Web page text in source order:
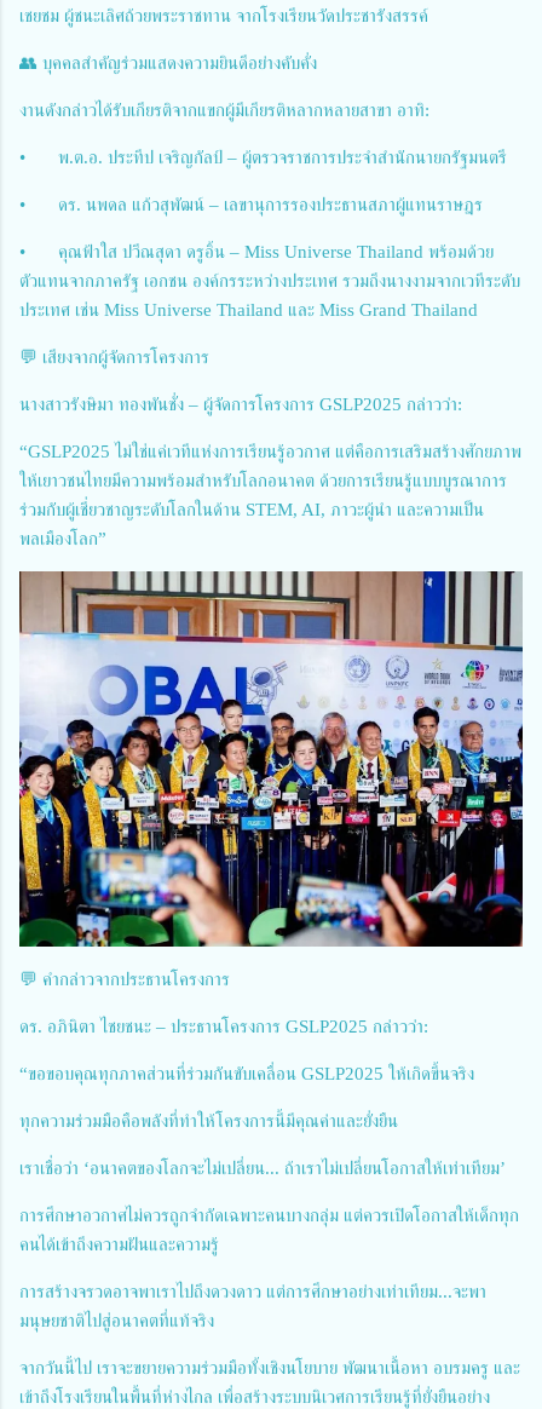
เชยชม ผู้ชนะเลิศถ้วยพระราชทาน จากโรงเรียนวัดประชารังสรรค์
👥 บุคคลสำคัญร่วมแสดงความยินดีอย่างคับคั่ง
งานดังกล่าวได้รับเกียรติจากแขกผู้มีเกียรติหลากหลายสาขา อาทิ:
• พ.ต.อ. ประทีป เจริญกัลป์ – ผู้ตรวจราชการประจำสำนักนายกรัฐมนตรี
• ดร. นพดล แก้วสุพัฒน์ – เลขานุการรองประธานสภาผู้แทนราษฎร
•
คุณฟ้าใส ปวีณสุดา ดรูอิ้น – Miss Universe Thailand พร้อมด้วย
ตัวแทนจากภาครัฐ เอกชน องค์กรระหว่างประเทศ รวมถึงนางงามจากเวทีระดับ
ประเทศ เช่น Miss Universe Thailand และ Miss Grand Thailand
💬 เสียงจากผู้จัดการโครงการ
นางสาวรังษิมา ทองพันชั่ง – ผู้จัดการโครงการ GSLP2025 กล่าวว่า:
“GSLP2025 ไม่ใช่แค่เวทีแห่งการเรียนรู้อวกาศ แต่คือการเสริมสร้างศักยภาพ
ให้เยาวชนไทยมีความพร้อมสำหรับโลกอนาคต ด้วยการเรียนรู้แบบบูรณาการ
ร่วมกับผู้เชี่ยวชาญระดับโลกในด้าน STEM, AI, ภาวะผู้นำ และความเป็น
พลเมืองโลก”
💬 คำกล่าวจากประธานโครงการ
ดร. อภินิตา ไชยชนะ – ประธานโครงการ GSLP2025 กล่าวว่า:
“ขอขอบคุณทุกภาคส่วนที่ร่วมกันขับเคลื่อน GSLP2025 ให้เกิดขึ้นจริง
ทุกความร่วมมือคือพลังที่ทำให้โครงการนี้มีคุณค่าและยั่งยืน
เราเชื่อว่า ‘อนาคตของโลกจะไม่เปลี่ยน... ถ้าเราไม่เปลี่ยนโอกาสให้เท่าเทียม’
การศึกษาอวกาศไม่ควรถูกจำกัดเฉพาะคนบางกลุ่ม แต่ควรเปิดโอกาสให้เด็กทุก
คนได้เข้าถึงความฝันและความรู้
การสร้างจรวดอาจพาเราไปถึงดวงดาว แต่การศึกษาอย่างเท่าเทียม...จะพา
มนุษยชาติไปสู่อนาคตที่แท้จริง
จากวันนี้ไป เราจะขยายความร่วมมือทั้งเชิงนโยบาย พัฒนาเนื้อหา อบรมครู และ
เข้าถึงโรงเรียนในพื้นที่ห่างไกล เพื่อสร้างระบบนิเวศการเรียนรู้ที่ยั่งยืนอย่าง